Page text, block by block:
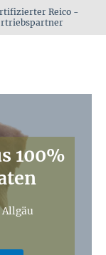
Reico -
100%
Allgäu